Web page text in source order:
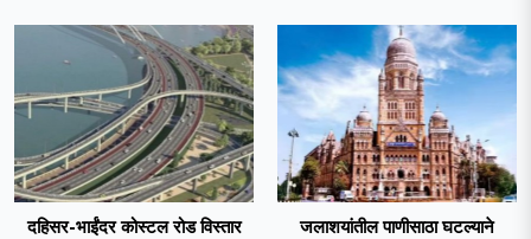
दहिसर-भाईंदर कोस्टल रोड विस्तार
जलाशयांतील पाणीसाठा घटल्याने